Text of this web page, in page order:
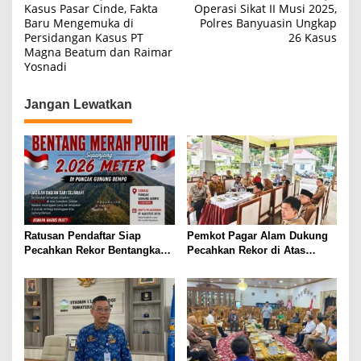
a
v
i
a
s
i
p
o
s
Kasus Pasar Cinde, Fakta
Baru Mengemuka di
Persidangan Kasus PT
Magna Beatum dan Raimar
Yosnadi
Operasi Sikat II Musi 2025,
Polres Banyuasin Ungkap
26 Kasus
Jangan Lewatkan
Ratusan Pendaftar Siap
Pecahkan Rekor Bentangkan
Dempo
Pemkot Pagar Alam Dukung
Pecahkan Rekor di Atas
Meter di Puncak Dempo